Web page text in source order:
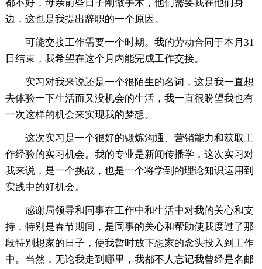
都不好，母亲前些日子刚做手术，他们需要我在他们身
边，这也是我提出辞职的一个原因。
可能交接工作需要一个时期。我的劳动合同于本月31
日结束，我希望在这个月内能完成工作交接。
实习对我来说还是一个很陌生的名词，这是我一直想
去体验一下生活而又没机会的生活，我一直很盼望我也有
一次这样的机会来实现我的梦想。
这次实习是一个很好的锻炼沟通、营销能力和获取工
作经验的实习机会。我的专业是新闻传播学，这次实习对
我来说，是一个挑战，也是一个将学到的理论知识运用到
实践中的好机会。
感谢局领导和同事在工作中和生活中对我的关心和支
持，特别是春节期间，是同事的关心和帮助使我度过了那
段特别想家的日子，使我暂时放下想家的念头投入到工作
中。当然，无论我走到哪里，我都不人忘记我曾经是名邮